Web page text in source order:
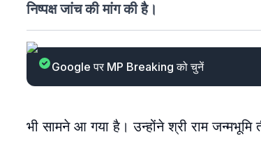
निष्पक्ष जांच की मांग की है।
Google पर MP Breaking को चुनें
भी सामने आ गया है। उन्होंने श्री राम